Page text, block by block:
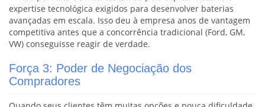
expertise tecnológica exigidos para desenvolver baterias
avançadas em escala. Isso deu à empresa anos de vantagem
competitiva antes que a concorrência tradicional (Ford, GM,
VW) conseguisse reagir de verdade.
Força 3: Poder de Negociação dos
Compradores